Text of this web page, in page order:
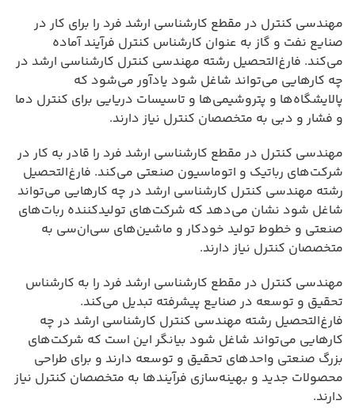
مهندسی کنترل در مقطع کارشناسی ارشد فرد را برای کار در
صنایع نفت و گاز به عنوان کارشناس کنترل فرآیند آماده
می‌کند. فارغ‌التحصیل رشته مهندسی کنترل کارشناسی ارشد در
چه کارهایی می‌تواند شاغل شود یادآور می‌شود که
پالایشگاه‌ها و پتروشیمی‌ها و تاسیسات دریایی برای کنترل دما
و فشار و دبی به متخصصان کنترل نیاز دارند.
مهندسی کنترل در مقطع کارشناسی ارشد فرد را قادر به کار در
شرکت‌های رباتیک و اتوماسیون صنعتی می‌کند. فارغ‌التحصیل
رشته مهندسی کنترل کارشناسی ارشد در چه کارهایی می‌تواند
شاغل شود نشان می‌دهد که شرکت‌های تولیدکننده ربات‌های
صنعتی و خطوط تولید خودکار و ماشین‌های سی‌ان‌سی به
متخصصان کنترل نیاز دارند.
مهندسی کنترل در مقطع کارشناسی ارشد فرد را به کارشناس
تحقیق و توسعه در صنایع پیشرفته تبدیل می‌کند.
فارغ‌التحصیل رشته مهندسی کنترل کارشناسی ارشد در چه
کارهایی می‌تواند شاغل شود بیانگر این است که شرکت‌های
بزرگ صنعتی واحدهای تحقیق و توسعه دارند و برای طراحی
محصولات جدید و بهینه‌سازی فرآیندها به متخصصان کنترل نیاز
دارند.